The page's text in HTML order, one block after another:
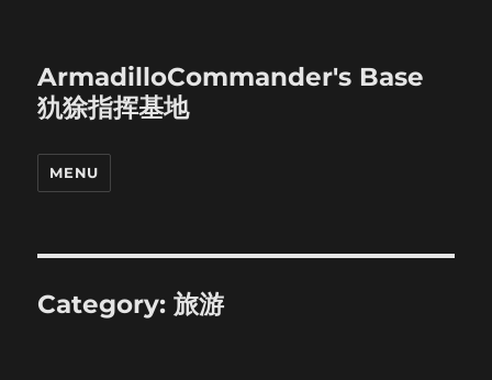
ArmadilloCommander's Base
犰狳指挥基地
MENU
Category:旅游